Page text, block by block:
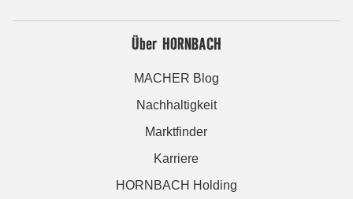
Über HORNBACH
MACHER Blog
Nachhaltigkeit
Marktfinder
Karriere
HORNBACH Holding